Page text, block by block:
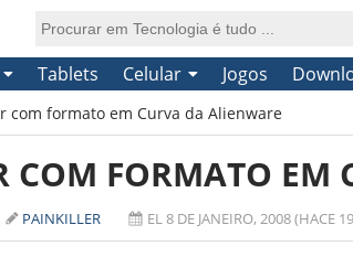
Tablets Celular Jogos
com formato em Curva da Alienware
COM FORMATO EM
PAINKILLER EL 8 DE JANEIRO, 2008 (HACE